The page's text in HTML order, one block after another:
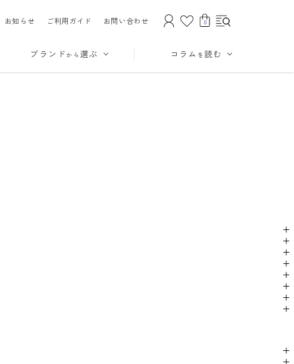
お知らせ ご利用ガイド お問い合わせ 0
ブランド から 選ぶ コラム を読む